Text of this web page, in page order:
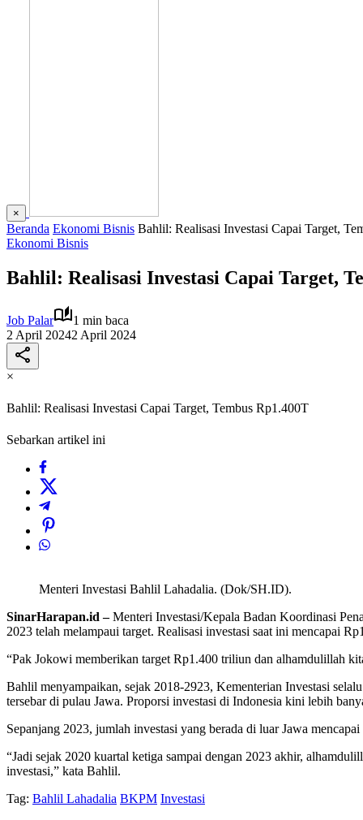
×
Beranda Ekonomi Bisnis Bahlil: Realisasi Investasi Capai Target,
Ekonomi Bisnis
Bahlil: Realisasi Investasi Capai Target,
Job Palar
1 min baca
2 April 20242 April 2024
×
Bahlil: Realisasi Investasi Capai Target, Tembus Rp1.400T
Sebarkan artikel ini
Menteri Investasi Bahlil Lahadalia. (Dok/SH.ID).
SinarHarapan.id –Menteri Investasi/Kepala Badan Koordinasi
2023 telah melampaui target. Realisasi investasi saat ini mencapai
“Pak Jokowi memberikan target Rp1.400 triliun dan alhamdulillah
Bahlil menyampaikan, sejak 2018-2923, Kementerian Investasi
tersebar di pulau Jawa. Proporsi investasi di Indonesia kini lebih
Sepanjang 2023, jumlah investasi yang berada di luar Jawa
“Jadi sejak 2020 kuartal ketiga sampai dengan 2023 akhir,
investasi,” kata Bahlil.
Tag: Bahlil Lahadalia BKPM Investasi